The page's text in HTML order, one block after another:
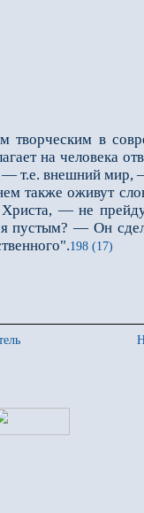
в
на человека
— т.е. внешний
также оживут
— не
пустым? — Он
198 (17)